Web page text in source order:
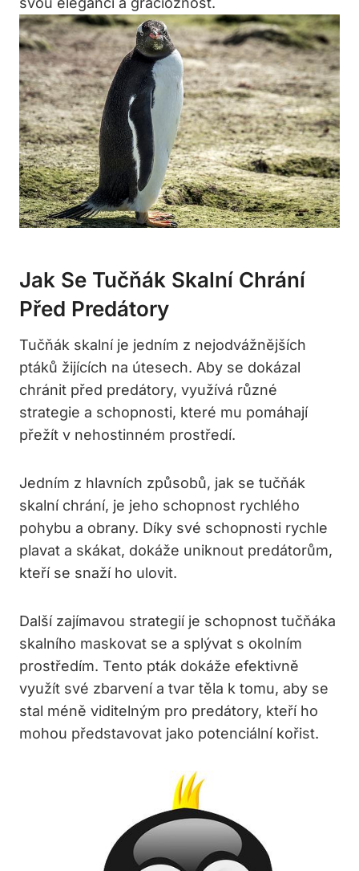
Jak Se Tučňák Skalní Chrání
Před Predátory
Tučňák skalní je jedním z nejodvážnějších
ptáků žijících na útesech. Aby se dokázal
chránit před predátory, využívá různé
strategie a schopnosti, které mu pomáhají
přežít v nehostinném prostředí.
Jedním z hlavních způsobů, jak se tučňák
skalní chrání, je jeho schopnost rychlého
pohybu a obrany. Díky své schopnosti rychle
plavat a skákat, dokáže uniknout predátorům,
kteří se snaží ho ulovit.
Další zajímavou strategií je schopnost tučňáka
skalního maskovat se a splývat s okolním
prostředím. Tento pták dokáže efektivně
využít své zbarvení a tvar těla k tomu, aby se
stal méně viditelným pro predátory, kteří ho
mohou představovat jako potenciální kořist.